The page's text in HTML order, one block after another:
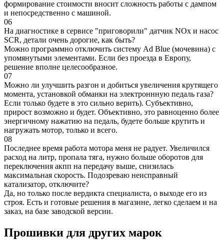
формирование стоимости вносит сложность работы с дампом
и непосредственно с машиной.
06
На диагностике в сервисе "приговорили" датчик NOx и насос
SCR, детали очень дорогие, как быть?
Можно программно отключить систему Ad Blue (мочевина) с
упомянутыми элементами. Если без проезда в Европу,
решение вполне целесообразное.
07
Можно ли улучшить разгон и добиться увеличения крутящего
момента, установкой обманки на электроннную педаль газа?
Если только будете в это сильно верить). Субъективно,
прирост возможно и будет. Объективно, это равноценно более
энергичному нажатию на педаль, будете больше крутить и
нагружать мотор, только и всего.
08
Последнее время работа мотора меня не радует. Увеличился
расход на литр, пропала тяга, нужно больше оборотов для
переключения акпп на передачу выше, снизилась
максимальная скорость. Подозреваю неисправный
катализатор, отключите?
Да, но только после вердикта специалиста, о выходе его из
строя. Есть и готовые решения в магазине, легко сделаем и на
заказ, на базе заводской версии.
Прошивки для других марок